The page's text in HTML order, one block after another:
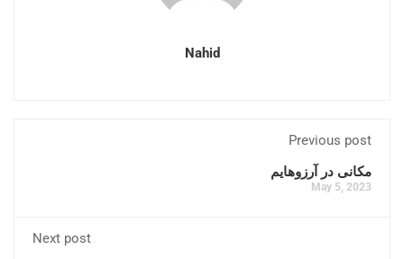
Nahid
Previous post
مکانی در آرزوهایم
May 5, 2023
Next post